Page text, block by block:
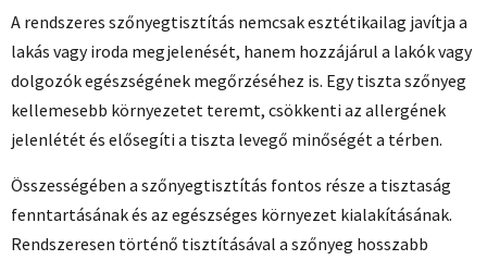
A rendszeres szőnyegtisztítás nemcsak esztétikailag javítja a
lakás vagy iroda megjelenését, hanem hozzájárul a lakók vagy
dolgozók egészségének megőrzéséhez is. Egy tiszta szőnyeg
kellemesebb környezetet teremt, csökkenti az allergének
jelenlétét és elősegíti a tiszta levegő minőségét a térben.
Összességében a szőnyegtisztítás fontos része a tisztaság
fenntartásának és az egészséges környezet kialakításának.
Rendszeresen történő tisztításával a szőnyeg hosszabb